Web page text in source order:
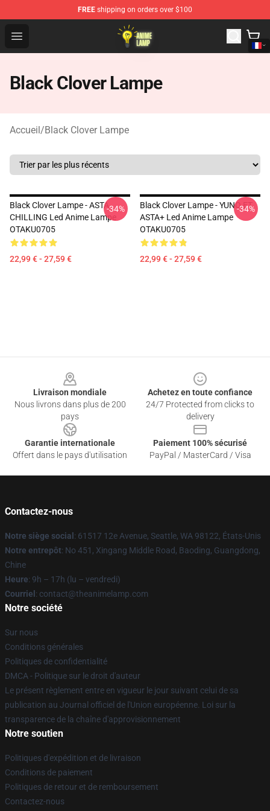
FREE shipping on orders over $100
Open menu
Anime Lamp Shop - The Best Store of Anime Lamp
Black Clover Lampe
Accueil/Black Clover Lampe
Black Clover Lampe - ASTA
CHILLING Led Anime Lampe
OTAKU0705
22,99 € - 27,59 €
-34%
Black Clover Lampe - YUNO ET
ASTA+ Led Anime Lampe
OTAKU0705
22,99 € - 27,59 €
-34%
Livraison mondiale
Nous livrons dans plus de 200
pays
Achetez en toute confiance
24/7 Protected from clicks to
delivery
Garantie internationale
Offert dans le pays d'utilisation
Paiement 100% sécurisé
PayPal / MasterCard / Visa
Contactez-nous
Notre siège social : 61517 12e Avenue, Seattle, WA 98122, États-Unis
Notre entrepôt: No 451, Xingang Middle Road, Baoding, Guangdong,
Chine
Heure: 9h – 17h (lu – vendredi)
Courriel : contact@theanimelamp.com
Notre société
Sur nous
Conditions générales
Politiques de confidentialité
DMCA - Politique sur le droit d'auteur
Le présent règlement entre en vigueur le jour suivant celui de sa
publication au Journal officiel de l'Union européenne. Loi sur la
transparence de la chaîne d'approvisionnement
Notre soutien
Politiques d'expédition et de livraison
Conditions de paiement
Politiques de retour et de remboursement
Contactez-nous